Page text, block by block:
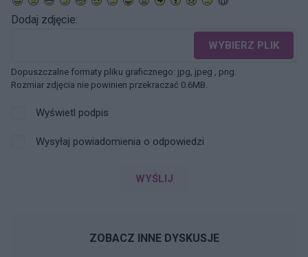
Dodaj zdjęcie:
WYBIERZ PLIK
Dopuszczalne formaty pliku graficznego: jpg, jpeg , png.
Rozmiar zdjęcia nie powinien przekraczać 0.6MB.
Wyświetl podpis
Wysyłaj powiadomienia o odpowiedzi
WYŚLIJ
ZOBACZ INNE DYSKUSJE